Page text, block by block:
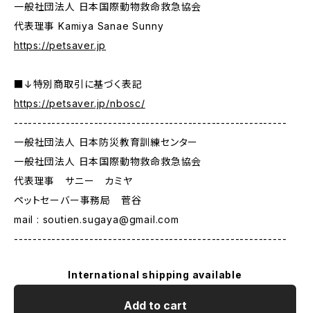
一般社団法人 日本国際動物救命救急協会
代表理事 Kamiya Sanae Sunny
https://petsaver.jp
■↓特別商取引に基づく表記
https://petsaver.jp/nbosc/
----------------------------------------------------------
一般社団法人 日本防災教育訓練センター
一般社団法人 日本国際動物救命救急協会
代表理事 サニー カミヤ
ペットセーバー事務局 菅谷
mail : soutien.sugaya@gmail.com
----------------------------------------------------------
International shipping available
Add to cart